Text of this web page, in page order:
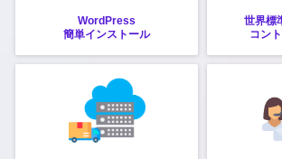
WordPress
簡単インストール
世界標
コン